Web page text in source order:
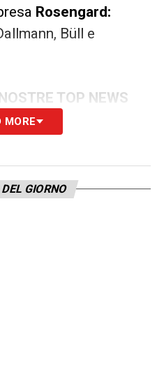
Rosengard:
Büll e
TOP NEWS
MORE
GIORNO